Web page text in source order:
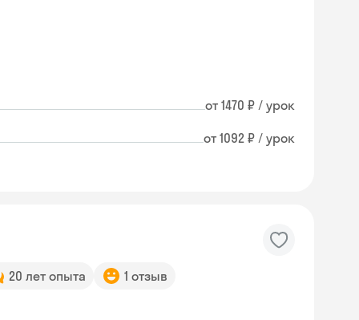
от 1470 ₽ / урок
от 1092 ₽ / урок
20 лет опыта 1 отзыв